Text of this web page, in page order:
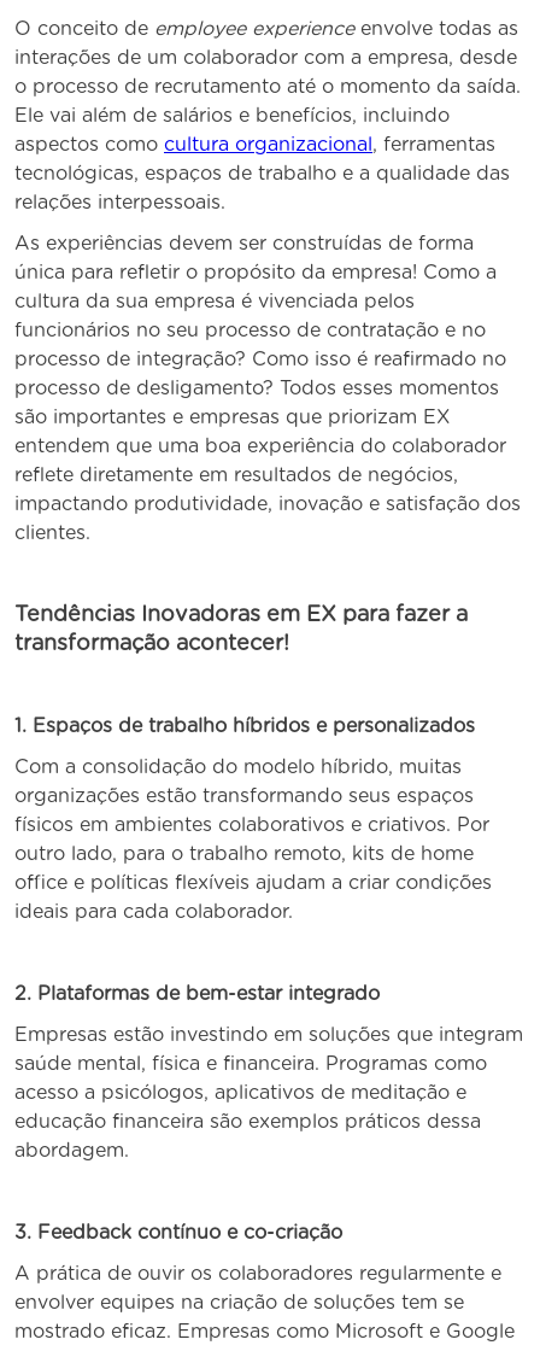
O conceito de employee experienceenvolve todas as
interações de um colaborador com a empresa, desde
o processo de recrutamento até o momento da saída.
Ele vai além de salários e benefícios, incluindo
aspectos como cultura organizacional , ferramentas
tecnológicas, espaços de trabalho e a qualidade das
relações interpessoais.
As experiências devem ser construídas de forma
única para refletir o propósito da empresa! Como a
cultura da sua empresa é vivenciada pelos
funcionários no seu processo de contratação e no
processo de integração? Como isso é reafirmado no
processo de desligamento? Todos esses momentos
são importantes e empresas que priorizam EX
entendem que uma boa experiência do colaborador
reflete diretamente em resultados de negócios,
impactando produtividade, inovação e satisfação dos
clientes.
Tendências Inovadoras em EX para fazer a
transformação acontecer!
1. Espaços de trabalho híbridos e personalizados
Com a consolidação do modelo híbrido, muitas
organizações estão transformando seus espaços
físicos em ambientes colaborativos e criativos. Por
outro lado, para o trabalho remoto, kits de home
office e políticas flexíveis ajudam a criar condições
ideais para cada colaborador.
2. Plataformas de bem-estar integrado
Empresas estão investindo em soluções que integram
saúde mental, física e financeira. Programas como
acesso a psicólogos, aplicativos de meditação e
educação financeira são exemplos práticos dessa
abordagem.
3. Feedback contínuo e co-criação
A prática de ouvir os colaboradores regularmente e
envolver equipes na criação de soluções tem se
mostrado eficaz. Empresas como Microsoft e Google